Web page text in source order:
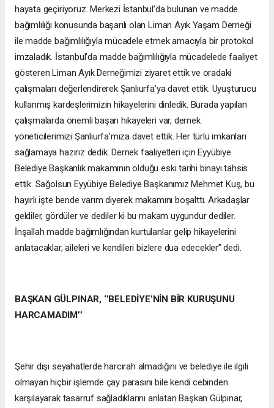
hayata geçiriyoruz. Merkezi İstanbul’da bulunan ve madde
bağımlılığı konusunda başarılı olan Liman Ayık Yaşam Derneği
ile madde bağımlılığıyla mücadele etmek amacıyla bir protokol
imzaladık. İstanbul’da madde bağımlılığıyla mücadelede faaliyet
gösteren Liman Ayık Derneğimizi ziyaret ettik ve oradaki
çalışmaları değerlendirerek Şanlıurfa’ya davet ettik. Uyuşturucu
kullanmış kardeşlerimizin hikayelerini dinledik. Burada yapılan
çalışmalarda önemli başarı hikayeleri var, dernek
yöneticilerimizi Şanlıurfa’mıza davet ettik. Her türlü imkanları
sağlamaya hazırız dedik. Dernek faaliyetleri için Eyyübiye
Belediye Başkanlık makamının olduğu eski tarihi binayı tahsis
ettik. Sağolsun Eyyübiye Belediye Başkanımız Mehmet Kuş, bu
hayırlı işte bende varım diyerek makamını boşalttı. Arkadaşlar
geldiler, gördüler ve dediler ki bu makam uygundur dediler.
İnşallah madde bağımlığından kurtulanlar gelip hikayelerini
anlatacaklar, aileleri ve kendileri bizlere dua edecekler’’ dedi.
BAŞKAN GÜLPINAR, ‘’BELEDİYE’NİN BİR KURUŞUNU
HARCAMADIM’’
Şehir dışı seyahatlerde harcırah almadığını ve belediye ile ilgili
olmayan hiçbir işlemde çay parasını bile kendi cebinden
karşılayarak tasarruf sağladıklarını anlatan Başkan Gülpınar,